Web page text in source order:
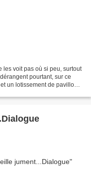
les voit pas où si peu, surtout
pourtant, sur ce
un lotissement de pavillons